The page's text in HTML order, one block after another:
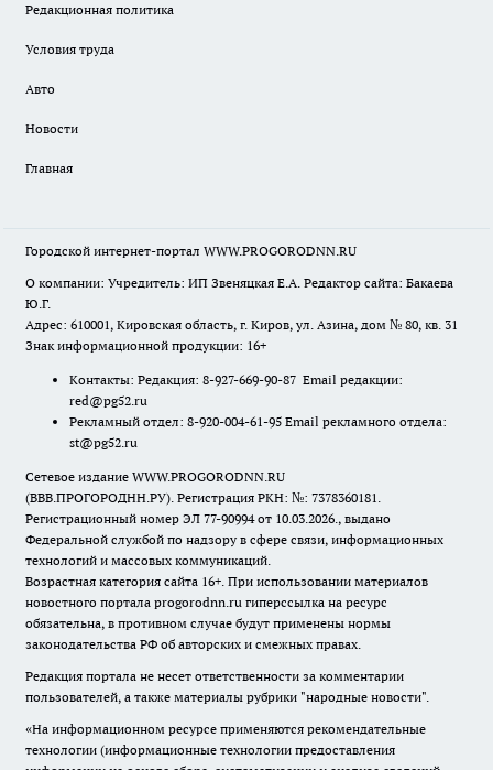
Редакционная политика
Условия труда
Авто
Новости
Главная
Городской интернет-портал WWW.PROGORODNN.RU
О компании: Учредитель: ИП Звеняцкая Е.А. Редактор сайта: Бакаева
Ю.Г.
Адрес: 610001, Кировская область, г. Киров, ул. Азина, дом № 80, кв. 31
Знак информационной продукции: 16+
Контакты: Редакция: 8-927-669-90-87 Email редакции:
red@pg52.ru
Рекламный отдел: 8-920-004-61-95 Email рекламного отдела:
st@pg52.ru
Сетевое издание WWW.PROGORODNN.RU
(ВВВ.ПРОГОРОДНН.РУ). Регистрация РКН: №: 7378360181.
Регистрационный номер ЭЛ 77-90994 от 10.03.2026., выдано
Федеральной службой по надзору в сфере связи, информационных
технологий и массовых коммуникаций.
Возрастная категория сайта 16+. При использовании материалов
новостного портала progorodnn.ru гиперссылка на ресурс
обязательна, в противном случае будут применены нормы
законодательства РФ об авторских и смежных правах.
Редакция портала не несет ответственности за комментарии
пользователей, а также материалы рубрики "народные новости".
«На информационном ресурсе применяются рекомендательные
технологии (информационные технологии предоставления